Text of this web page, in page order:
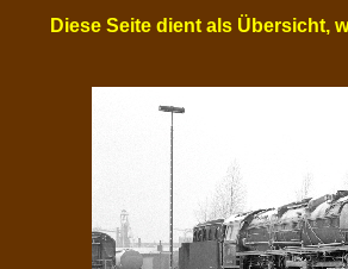
Diese Seite dient als Übersicht,